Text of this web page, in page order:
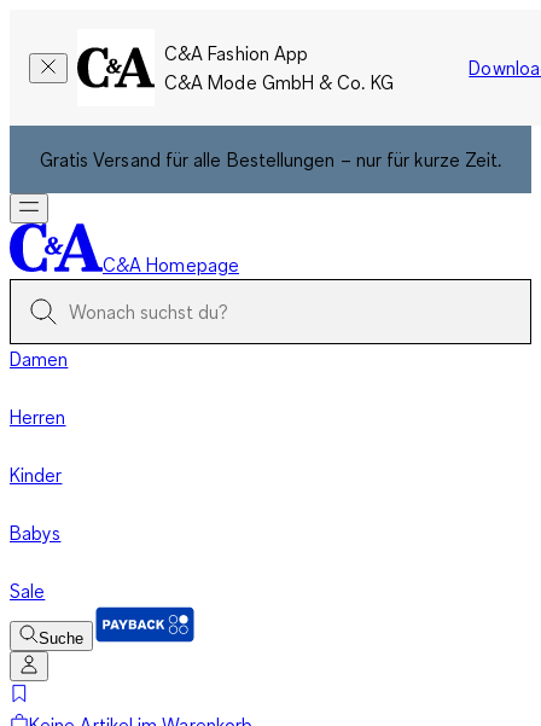
C&A Fashion App
C&A Mode GmbH & Co. KG
Gratis Versand für alle Bestellungen – nur für kurze Zeit.
C&A Homepage
Damen
Herren
Kinder
Babys
Sale
Suche